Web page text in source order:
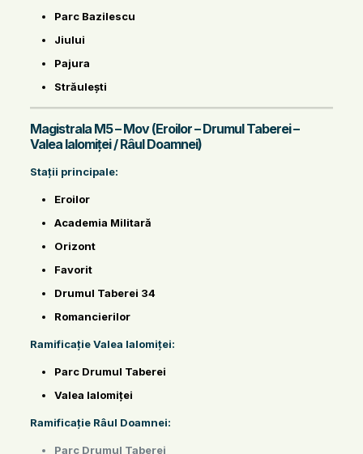
Parc Bazilescu
Jiului
Pajura
Străulești
Magistrala M5 – Mov (Eroilor – Drumul Taberei –
Valea Ialomiței / Râul Doamnei)
Stații principale:
Eroilor
Academia Militară
Orizont
Favorit
Drumul Taberei 34
Romancierilor
Ramificație Valea Ialomiței:
Parc Drumul Taberei
Valea Ialomiței
Ramificație Râul Doamnei:
Parc Drumul Taberei